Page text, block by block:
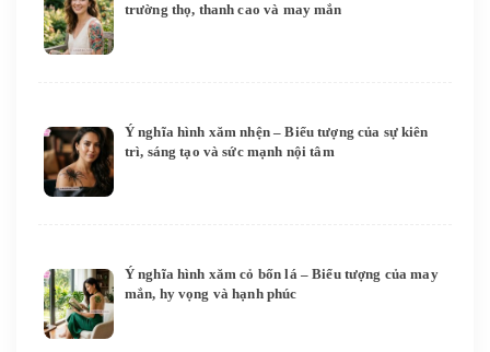
trường thọ, thanh cao và may mắn
Ý nghĩa hình xăm nhện – Biểu tượng của sự kiên
trì, sáng tạo và sức mạnh nội tâm
Ý nghĩa hình xăm cỏ bốn lá – Biểu tượng của may
mắn, hy vọng và hạnh phúc